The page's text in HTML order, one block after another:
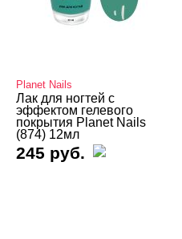
Planet Nails
Лак для ногтей с
эффектом гелевого
покрытия Planet Nails
(874) 12мл
245 руб.